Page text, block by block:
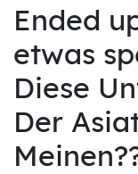
Ended
etwas
Diese
Der